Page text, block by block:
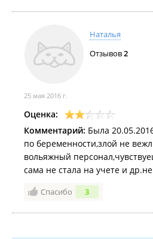
Наталья
Отзывов2
25 мая 2016 г.
Оценка:
Комментарий: Была
по беременности,злой не
вольяжный
сама не стала на учете и
Спасибо 3